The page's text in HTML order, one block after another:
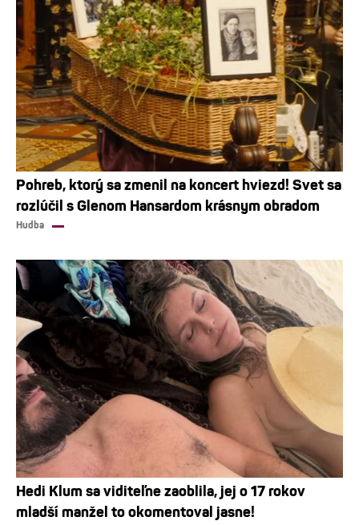
Pohreb, ktorý sa zmenil na koncert hviezd! Svet sa
rozlúčil s Glenom Hansardom krásnym obradom
Hudba
Hedi Klum sa viditeľne zaoblila, jej o 17 rokov
mladší manžel to okomentoval jasne!